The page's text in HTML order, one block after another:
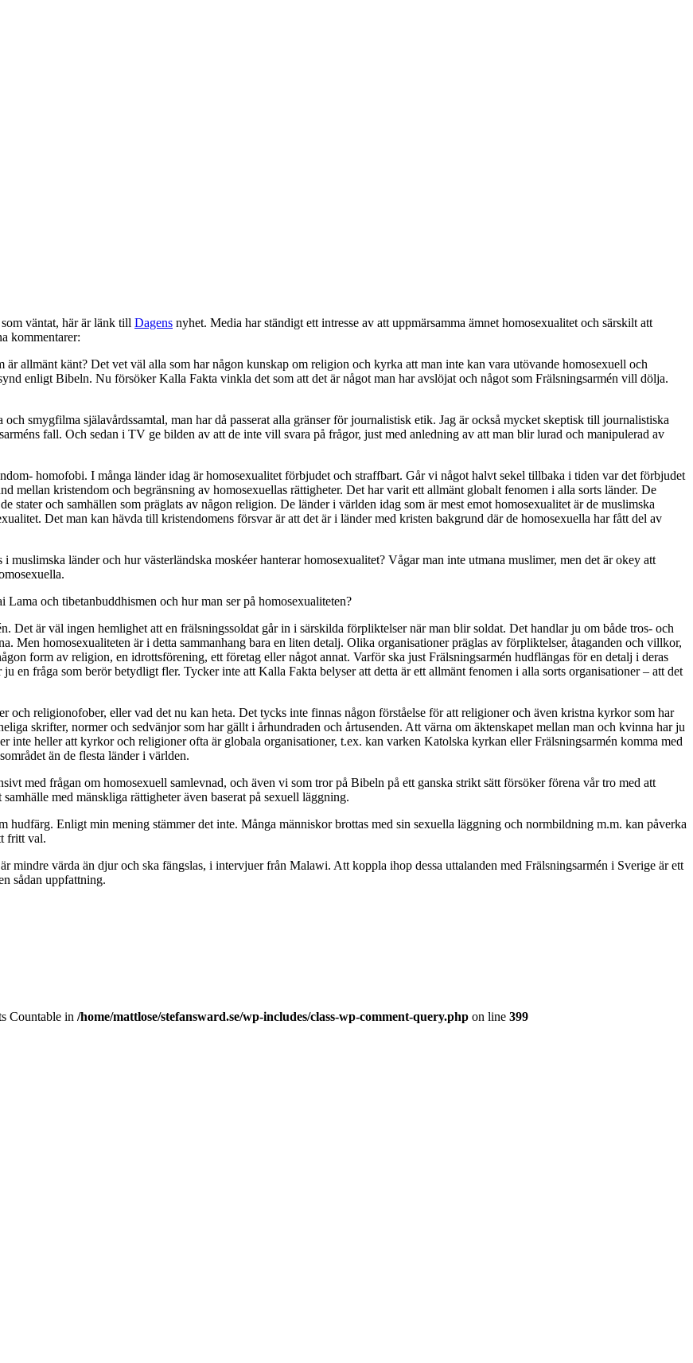
väntat, här är länk till Dagens nyhet. Media har ständigt ett intresse av att uppmärsamma ämnet homosexualitet och särskilt att
kommentarer:
allmänt känt? Det vet väl alla som har någon kunskap om religion och kyrka att man inte kan vara utövande homosexuell och
enligt Bibeln. Nu försöker Kalla Fakta vinkla det som att det är något man har avslöjat och något som Frälsningsarmén vill dölja.
smygfilma själavårdssamtal, man har då passerat alla gränser för journalistisk etik. Jag är också mycket skeptisk till journalistiska
fall. Och sedan i TV ge bilden av att de inte vill svara på frågor, just med anledning av att man blir lurad och manipulerad av
homofobi. I många länder idag är homosexualitet förbjudet och straffbart. Går vi något halvt sekel tillbaka i tiden var det förbjudet
mellan kristendom och begränsning av homosexuellas rättigheter. Det har varit ett allmänt globalt fenomen i alla sorts länder. De
stater och samhällen som präglats av någon religion. De länder i världen idag som är mest emot homosexualitet är de muslimska
Det man kan hävda till kristendomens försvar är att det är i länder med kristen bakgrund där de homosexuella har fått del av
länder och hur västerländska moskéer hanterar homosexualitet? Vågar man inte utmana muslimer, men det är okey att
och tibetanbuddhismen och hur man ser på homosexualiteten?
Det är väl ingen hemlighet att en frälsningssoldat går in i särskilda förpliktelser när man blir soldat. Det handlar ju om både tros- och
Men homosexualiteten är i detta sammanhang bara en liten detalj. Olika organisationer präglas av förpliktelser, åtaganden och villkor,
form av religion, en idrottsförening, ett företag eller något annat. Varför ska just Frälsningsarmén hudflängas för en detalj i deras
en fråga som berör betydligt fler. Tycker inte att Kalla Fakta belyser att detta är ett allmänt fenomen i alla sorts organisationer – att det
och religionofober, eller vad det nu kan heta. Det tycks inte finnas någon förståelse för att religioner och även kristna kyrkor som har
skrifter, normer och sedvänjor som har gällt i århundraden och årtusenden. Att värna om äktenskapet mellan man och kvinna har ju
inte heller att kyrkor och religioner ofta är globala organisationer, t.ex. kan varken Katolska kyrkan eller Frälsningsarmén komma med
än de flesta länder i världen.
med frågan om homosexuell samlevnad, och även vi som tror på Bibeln på ett ganska strikt sätt försöker förena vår tro med att
med mänskliga rättigheter även baserat på sexuell läggning.
hudfärg. Enligt min mening stämmer det inte. Många människor brottas med sin sexuella läggning och normbildning m.m. kan påverka
fritt val.
mindre värda än djur och ska fängslas, i intervjuer från Malawi. Att koppla ihop dessa uttalanden med Frälsningsarmén i Sverige är ett
sådan uppfattning.
Countable in /home/mattlose/stefansward.se/wp-includes/class-wp-comment-query.php on line 399